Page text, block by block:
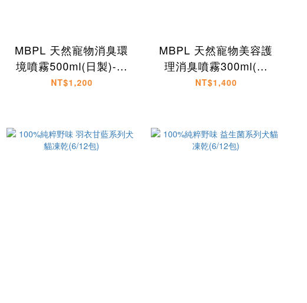
MBPL 天然寵物消臭環
境噴霧500ml(日製)-犬
貓適用
NT$1,200
MBPL 天然寵物美容護
理消臭噴霧300ml(日
製)-犬貓適用
NT$1,400